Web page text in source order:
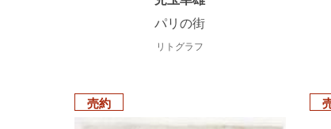
パリの街
リトグラフ
売約